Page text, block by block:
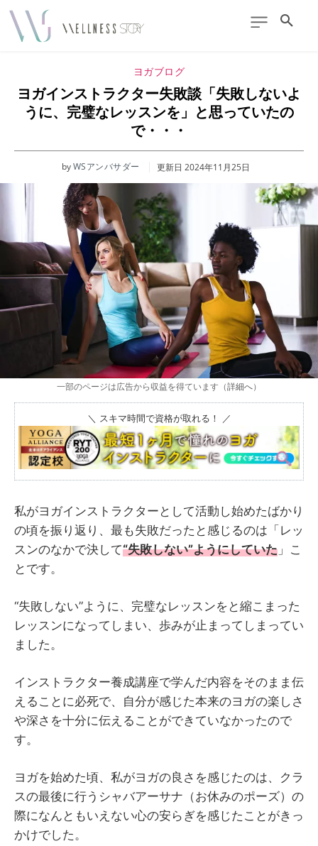
ヨガブログ
ヨガインストラクター失敗談「失敗しないよ
うに、完璧なレッスンを」と思っていたの
で・・・
by WSアンバサダー 更新日 2024年11月25日
一部のページは広告から収益を得ています（詳細へ）
＼ スキマ時間で資格が取れる！ ／
私がヨガインストラクターとして活動し始めたばかり
の頃を振り返り、最も失敗だったと感じるのは「レッ
スンのなかで決して“失敗しない”ようにしていた 」こ
とです。
“失敗しない”ように、完璧なレッスンをと縮こまった
レッスンになってしまい、歩みが止まってしまってい
ました。
インストラクター養成講座で学んだ内容をそのまま伝
えることに必死で、自分が感じた本来のヨガの楽しさ
や深さを十分に伝えることができていなかったので
す。
ヨガを始めた頃、私がヨガの良さを感じたのは、クラ
スの最後に行うシャバアーサナ（お休みのポーズ）の
際になんともいえない心の安らぎを感じたことがきっ
かけでした。